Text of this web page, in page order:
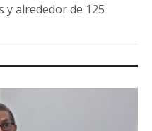
alrededor de 125